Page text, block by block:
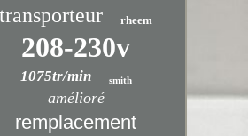
transporteur rheem
208-230v
1075tr/min smith
amélioré
remplacement